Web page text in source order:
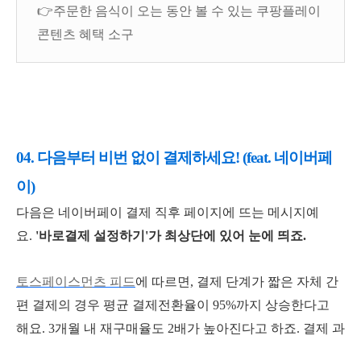
👉주문한 음식이 오는 동안 볼 수 있는 쿠팡플레이
콘텐츠 혜택 소구
04. 다음부터 비번 없이 결제하세요! (feat. 네이버페
이)
다음은 네이버페이 결제 직후 페이지에 뜨는 메시지예
요. '바로결제 설정하기'가 최상단에 있어 눈에 띄죠.
토스페이스먼츠 피드에 따르면, 결제 단계가 짧은 자체 간
편 결제의 경우 평균 결제전환율이 95%까지 상승한다고
해요. 3개월 내 재구매율도 2배가 높아진다고 하죠. 결제 과